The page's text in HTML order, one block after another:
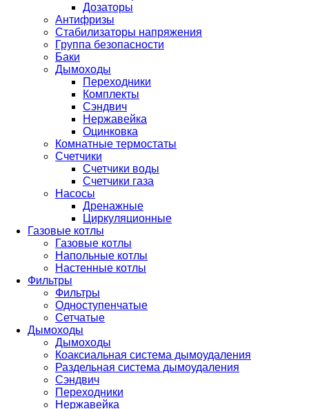
Дозаторы
Антифризы
Стабилизаторы напряжения
Группа безопасности
Баки
Дымоходы
Переходники
Комплекты
Сэндвич
Нержавейка
Оцинковка
Комнатные термостаты
Счетчики
Счетчики воды
Счетчики газа
Насосы
Дренажные
Циркуляционные
Газовые котлы
Газовые котлы
Напольные котлы
Настенные котлы
Фильтры
Фильтры
Одноступенчатые
Сетчатые
Дымоходы
Дымоходы
Коаксиальная система дымоудаления
Раздельная система дымоудаления
Сэндвич
Переходники
Нержавейка